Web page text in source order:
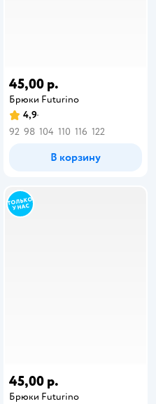
45,00 р.
Брюки Futurino
4,9
92 98 104 110 116 122
В корзину
45,00 р.
Брюки Futurino